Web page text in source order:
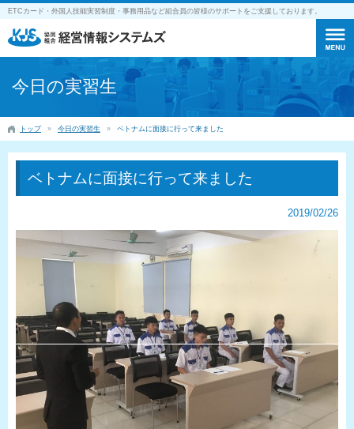
ETCカード・外国人技能実習制度・事務用品など組合員の皆様のサポートをご支援しております。
今日の実習生
トップ 今日の実習生 ベトナムに面接に行って来ました
ベトナムに面接に行って来ました
2019/02/26